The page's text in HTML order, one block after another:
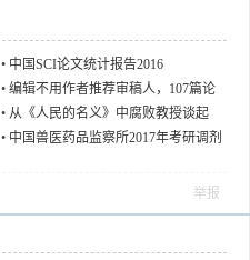
• 中国SCI论文统计报告2016
• 编辑不用作者推荐审稿人，107篇论
文还该撤？
• 从《人民的名义》中腐败教授谈起
• 中国兽医药品监察所2017年考研调剂
举报